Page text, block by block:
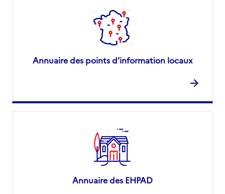
Annuaire des points d’information locaux
Annuaire des EHPAD